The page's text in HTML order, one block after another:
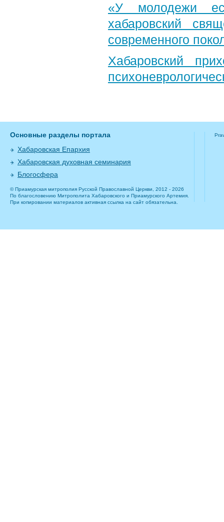
«У молодежи
хабаровский
современного
Хабаровский
Основные разделы портала
Хабаровская Епархия
Хабаровская духовная семинария
Блогосфера
© Приамурская митрополия Русской Православной Церкви, 2012 - 2026
По благословению Митрополита Хабаровского и Приамурского Артемия.
При копировании материалов активная ссылка на сайт обязательна.